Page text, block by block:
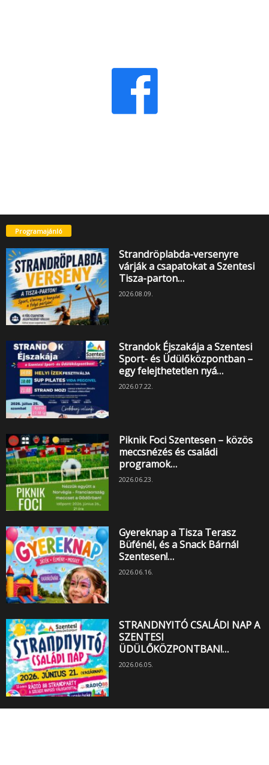
Programajánló
Strandröplabda-versenyre
várják a csapatokat a Szentesi
Tisza-parton…
2026.08.09.
Strandok Éjszakája a Szentesi
Sport- és Üdülőközpontban –
egy felejthetetlen nyá…
2026.07.22.
Piknik Foci Szentesen – közös
meccsnézés és családi
programok…
2026.06.23.
Gyereknap a Tisza Terasz
Büfénél, és a Snack Bárnál
Szentesen!…
2026.06.16.
STRANDNYITÓ CSALÁDI NAP A
SZENTESI
ÜDÜLŐKÖZPONTBAN!…
2026.06.05.